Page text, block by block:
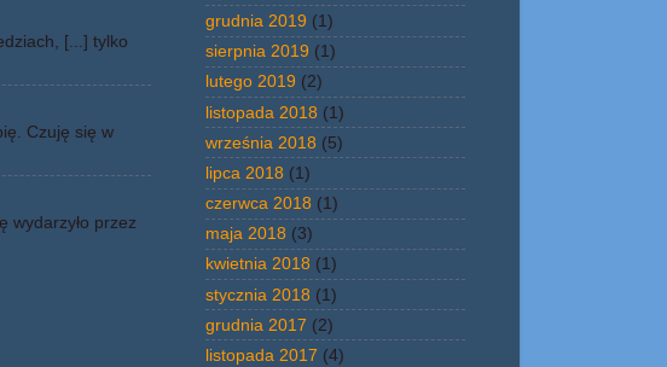
[...] tylko
Czuję się w
wydarzyło przez
grudnia 2019 (1)
sierpnia 2019 (1)
lutego 2019 (2)
listopada 2018 (1)
września 2018 (5)
lipca 2018 (1)
czerwca 2018 (1)
maja 2018 (3)
kwietnia 2018 (1)
stycznia 2018 (1)
grudnia 2017 (2)
listopada 2017 (4)